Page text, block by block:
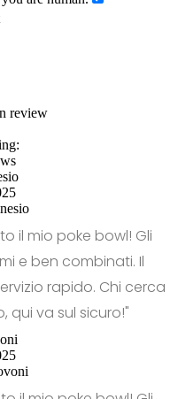
review
il mio poke bowl! Gli
e ben combinati. Il
rapido. Chi cerca
qui va sul sicuro!"